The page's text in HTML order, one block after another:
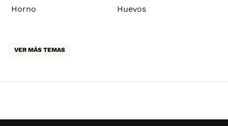
Horno Huevos
VER MÁS TEMAS